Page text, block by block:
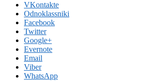
VKontakte
Odnoklassniki
Facebook
Twitter
Google+
Evernote
Email
Viber
WhatsApp